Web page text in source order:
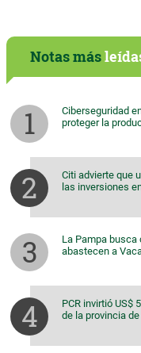
Notas más
Ciberseguridad
proteger la
Citi advierte que
las inversiones
La Pampa busca
abastecen a
PCR invirtió US$
de la provincia